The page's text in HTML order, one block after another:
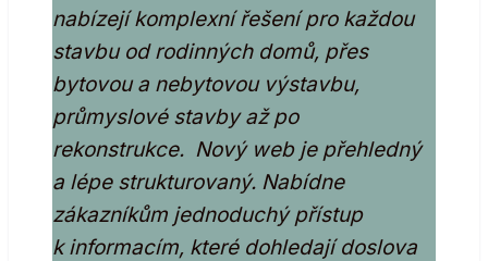
nabízejí komplexní řešení pro každou
stavbu od rodinných domů, přes
bytovou a nebytovou výstavbu,
průmyslové stavby až po
rekonstrukce. Nový web je přehledný
a lépe strukturovaný. Nabídne
zákazníkům jednoduchý přístup
k informacím, které dohledají doslova